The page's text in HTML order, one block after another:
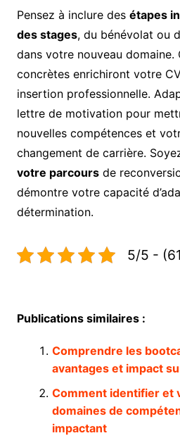
Pensez à inclure des étapes
des stages, du bénévolat ou
dans votre nouveau domaine.
concrètes enrichiront votre
insertion professionnelle.
lettre de motivation pour
nouvelles compétences et
changement de carrière.
votre parcoursde
démontre votre capacité
détermination.
5/5 -
Publications similaires :
Comprendre les
avantages et impact
Comment identifier et
domaines de
impactant